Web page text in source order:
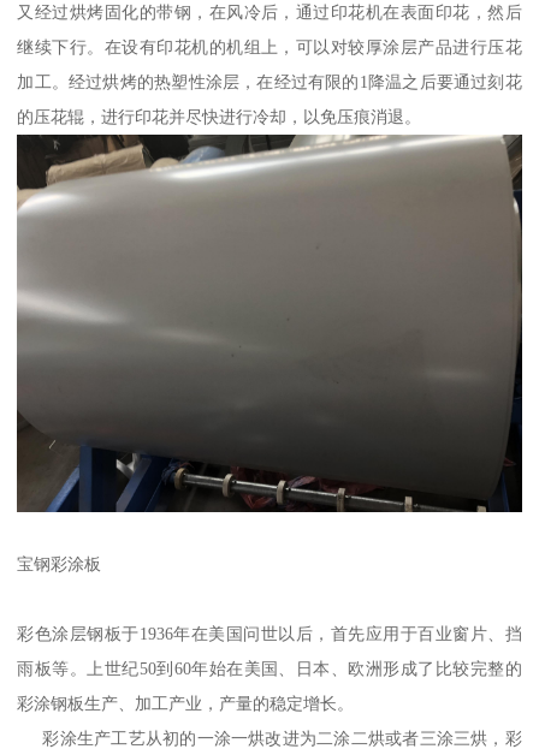
又经过烘烤固化的带钢，在风冷后，通过印花机在表面印花，然后
继续下行。在设有印花机的机组上，可以对较厚涂层产品进行压花
加工。经过烘烤的热塑性涂层，在经过有限的1降温之后要通过刻花
的压花辊，进行印花并尽快进行冷却，以免压痕消退。
宝钢彩涂板
彩色涂层钢板于1936年在美国问世以后，首先应用于百业窗片、挡
雨板等。上世纪50到60年始在美国、日本、欧洲形成了比较完整的
彩涂钢板生产、加工产业，产量的稳定增长。
彩涂生产工艺从初的一涂一烘改进为二涂二烘或者三涂三烘，彩